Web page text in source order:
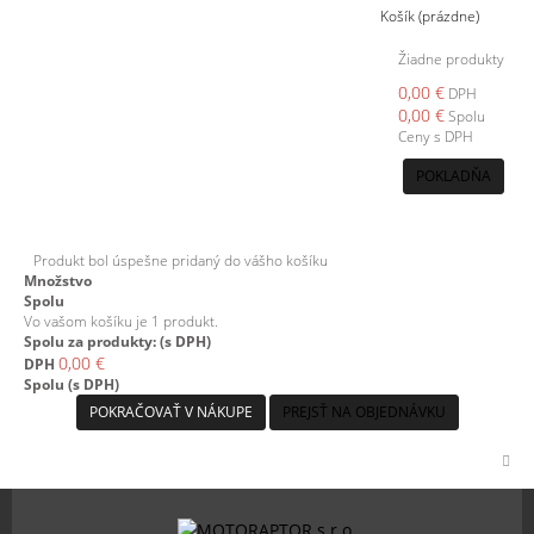
Košík(prázdne)
Žiadne produkty
0,00 € DPH
0,00 €Spolu
Ceny s DPH
POKLADŇA
Produkt bol úspešne pridaný do vášho košíku
Množstvo
Spolu
Vo vašom košíku je 1 produkt.
Spolu za produkty: (s DPH)
DPH 0,00 €
Spolu (s DPH)
POKRAČOVAŤ V NÁKUPE
PREJSŤ NA OBJEDNÁVKU